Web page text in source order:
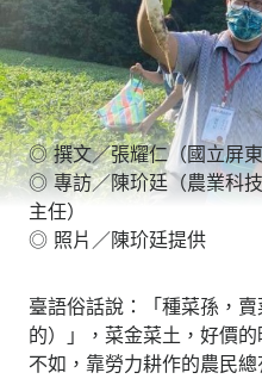
◎ 撰文／張耀仁（國立屏
◎ 專訪／陳玠廷（農業科
主任）
◎ 照片／陳玠廷提供
臺語俗話說：「種菜孫，
的）」，菜金菜土，好價
不如，靠勞力耕作的農民